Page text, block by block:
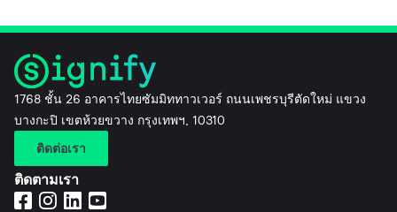
1768 ชั้น 26 อาคารไทยซัมมิททาวเวอร์ ถนนเพชรบุรีตัดใหม่ แขวง
บางกะปิ เขตห้วยขวาง กรุงเทพฯ, 10310
ติดต่อเรา
ติดตามเรา